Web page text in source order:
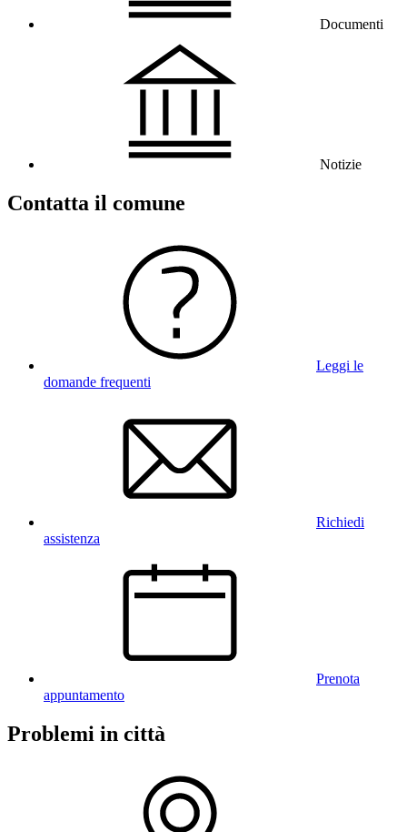
Documenti
Notizie
Contatta il comune
Leggi le
domande frequenti
Richiedi
assistenza
Prenota
appuntamento
Problemi in città